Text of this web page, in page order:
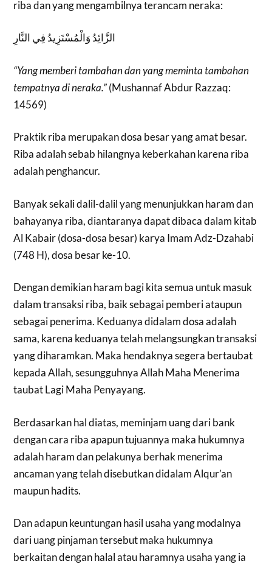
riba dan yang mengambilnya terancam neraka:
الزَّائِدُ وَالْمُسْتَزِيدُ فِي النَّارِ
“Yang memberi tambahan dan yang meminta tambahan
tempatnya di neraka.”(Mushannaf Abdur Razzaq:
14569)
Praktik riba merupakan dosa besar yang amat besar.
Riba adalah sebab hilangnya keberkahan karena riba
adalah penghancur.
Banyak sekali dalil-dalil yang menunjukkan haram dan
bahayanya riba, diantaranya dapat dibaca dalam kitab
Al Kabair (dosa-dosa besar) karya Imam Adz-Dzahabi
(748 H), dosa besar ke-10.
Dengan demikian haram bagi kita semua untuk masuk
dalam transaksi riba, baik sebagai pemberi ataupun
sebagai penerima. Keduanya didalam dosa adalah
sama, karena keduanya telah melangsungkan transaksi
yang diharamkan. Maka hendaknya segera bertaubat
kepada Allah, sesungguhnya Allah Maha Menerima
taubat Lagi Maha Penyayang.
Berdasarkan hal diatas, meminjam uang dari bank
dengan cara riba apapun tujuannya maka hukumnya
adalah haram dan pelakunya berhak menerima
ancaman yang telah disebutkan didalam Alqur’an
maupun hadits.
Dan adapun keuntungan hasil usaha yang modalnya
dari uang pinjaman tersebut maka hukumnya
berkaitan dengan halal atau haramnya usaha yang ia